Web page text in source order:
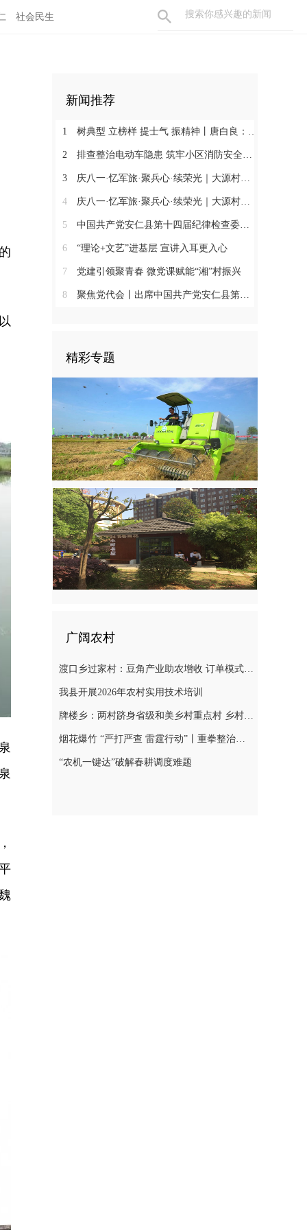
社会民生
新闻推荐
1 树典型 立榜样 提士气 振精神丨唐白良：三十载丹心映党徽 一腔热血暖万家
2 排查整治电动车隐患 筑牢小区消防安全防线
3 庆八一·忆军旅·聚兵心·续荣光｜大源村退役军人共话初心
4 庆八一·忆军旅·聚兵心·续荣光｜大源村退役军人共话初心
5 中国共产党安仁县第十四届纪律检查委员会召开第一次全体会议
6 “理论+文艺”进基层 宣讲入耳更入心
7 党建引领聚青春 微党课赋能“湘”村振兴
8 聚焦党代会丨出席中国共产党安仁县第十四次代表大会的党代表们陆续报到
精彩专题
广阔农村
渡口乡过家村：豆角产业助农增收 订单模式铺就致富路
我县开展2026年农村实用技术培训
牌楼乡：两村跻身省级和美乡村重点村 乡村振兴迎来“加速跑”
烟花爆竹 “严打严查 雷霆行动”丨重拳整治非法储存烟花爆竹 筑牢辖区安全防线
“农机一键达”破解春耕调度难题